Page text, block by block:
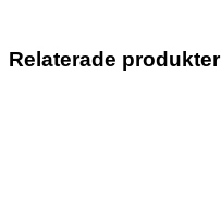
Relaterade produkter